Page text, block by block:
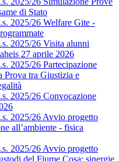
di Stato
2025/26 Welfare Gite -
2025/26 Visita alunni
27 aprile 2026
2025/26 Partecipazione
Prova tra Giustizia e
2025/26 Convocazione
2025/26 Avvio progetto
all’ambiente - fisica
2025/26 Avvio progetto